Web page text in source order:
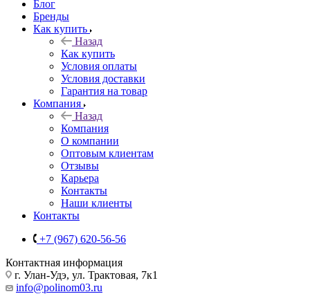
Блог
Бренды
Как купить
Назад
Как купить
Условия оплаты
Условия доставки
Гарантия на товар
Компания
Назад
Компания
О компании
Оптовым клиентам
Отзывы
Карьера
Контакты
Наши клиенты
Контакты
+7 (967) 620-56-56
Контактная информация
г. Улан-Удэ, ул. Трактовая, 7к1
info@polinom03.ru